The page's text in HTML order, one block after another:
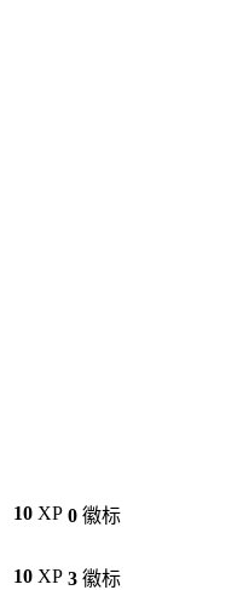
10 XP 0 徽标
10 XP 3 徽标